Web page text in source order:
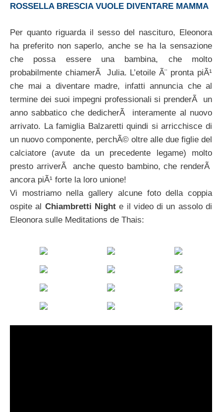
ROSSELLA BRESCIA VUOLE DIVENTARE MAMMA
Per quanto riguarda il sesso del nascituro, Eleonora
ha preferito non saperlo, anche se ha la sensazione
che possa essere una bambina, che molto
probabilmente chiamerÃ Julia. L’etoile Ã¨ pronta piÃ¹
che mai a diventare madre, infatti annuncia che al
termine dei suoi impegni professionali si prenderÃ un
anno sabbatico che dedicherÃ interamente al nuovo
arrivato. La famiglia Balzaretti quindi si arricchisce di
un nuovo componente, perchÃ© oltre alle due figlie del
calciatore (avute da un precedente legame) molto
presto arriverÃ anche questo bambino, che renderÃ
ancora piÃ¹ forte la loro unione!
Vi mostriamo nella gallery alcune foto della coppia
ospite al Chiambretti Nighte il video di un assolo di
Eleonora sulle Meditations de Thais: